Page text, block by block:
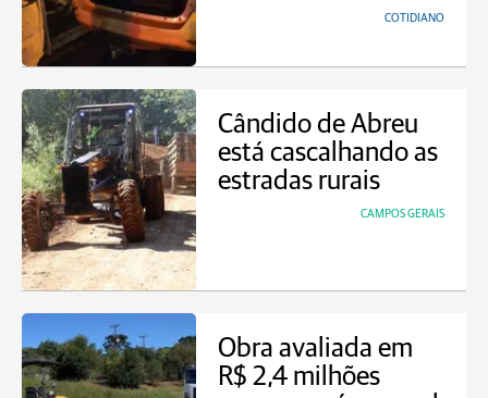
COTIDIANO
Cândido de Abreu
está cascalhando as
estradas rurais
CAMPOS GERAIS
Obra avaliada em
R$ 2,4 milhões